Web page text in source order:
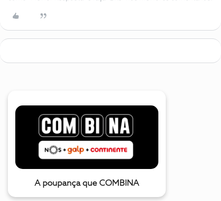
A poupança que COMBINA